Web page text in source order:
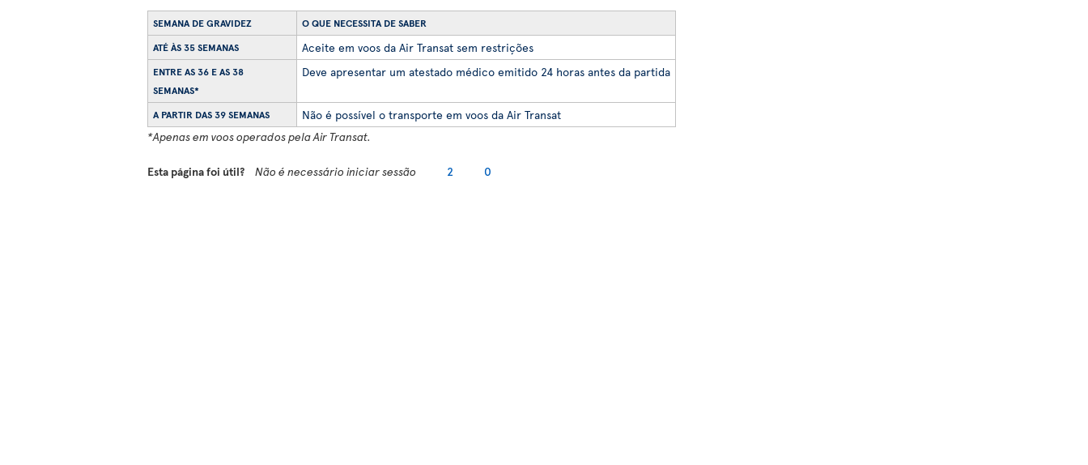
SEMANA DE GRAVIDEZ
O QUE NECESSITA DE SABER
ATÉ ÀS 35 SEMANAS
Aceite em voos da Air Transat sem restrições
ENTRE AS 36 E AS 38
SEMANAS*
Deve apresentar um atestado médico emitido 24 horas antes da partida
A PARTIR DAS 39 SEMANAS
Não é possível o transporte em voos da Air Transat
*Apenas em voos operados pela Air Transat.
Esta página foi útil? Não é necessário iniciar sessão 2 0